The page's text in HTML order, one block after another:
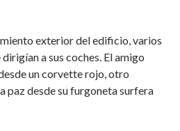
exterior del edificio, varios
a sus coches. El amigo
un corvette rojo, otro
paz desde su furgoneta surfera